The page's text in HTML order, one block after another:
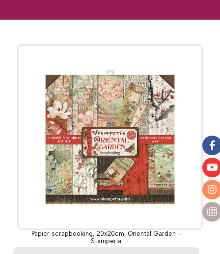
Papier scrapbooking, 20x20cm, Oriental Garden -
Stamperia